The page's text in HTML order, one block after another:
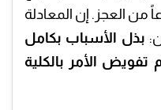
من العجز. إن المعادلة
بذل الأسباب بكامل
تفويض الأمر بالكلية